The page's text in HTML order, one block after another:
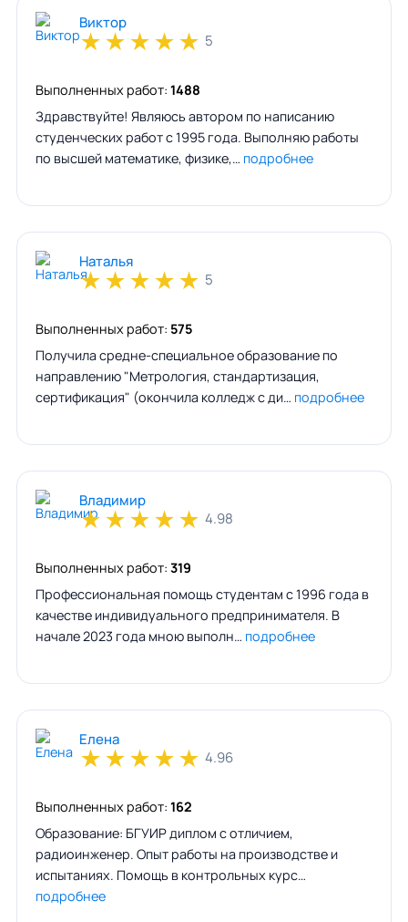
Виктор
★★★★★ 5
Выполненных работ: 1488
Здравствуйте! Являюсь автором по написанию
студенческих работ с 1995 года. Выполняю работы
по высшей математике, физике,… подробнее
Наталья
★★★★★ 5
Выполненных работ: 575
Получила средне-специальное образование по
направлению "Метрология, стандартизация,
сертификация" (окончила колледж с ди… подробнее
Владимир
★★★★★ 4.98
Выполненных работ: 319
Профессиональная помощь студентам с 1996 года в
качестве индивидуального предпринимателя. В
начале 2023 года мною выполн… подробнее
Елена
★★★★★ 4.96
Выполненных работ: 162
Образование: БГУИР диплом с отличием,
радиоинженер. Опыт работы на производстве и
испытаниях. Помощь в контрольных курс…
подробнее